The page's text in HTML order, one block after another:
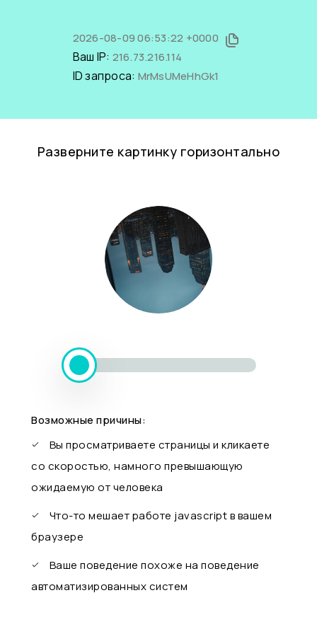
2026-08-09 06:53:22 +0000
Ваш IP: 216.73.216.114
ID запроса: MrMsUMeHhGk1
Разверните картинку горизонтально
Возможные причины:
Вы просматриваете страницы и кликаете
со скоростью, намного превышающую
ожидаемую от человека
Что-то мешает работе javascript в вашем
браузере
Ваше поведение похоже на поведение
автоматизированных систем